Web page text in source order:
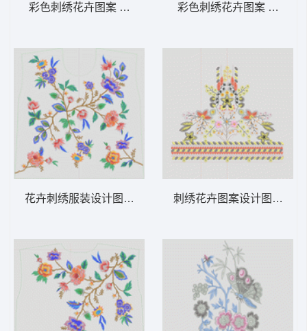
彩色刺绣花卉图案 汉服
花卉刺绣服装设计图 汉服
彩色刺绣花卉图案 汉服
刺绣花卉图案设计图 汉服